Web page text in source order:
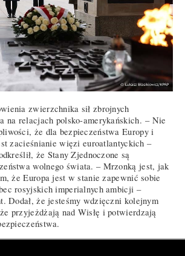
zwierzchnika sił zbrojnych
na relacjach polsko-amerykańskich. – Nie
że dla bezpieczeństwa Europy i
zacieśnianie więzi euroatlantyckich –
że Stany Zjednoczone są
wolnego świata. – Mrzonką jest, jak
że Europa jest w stanie zapewnić sobie
rosyjskich imperialnych ambicji –
Dodał, że jesteśmy wdzięczni kolejnym
przyjeżdżają nad Wisłę i potwierdzają